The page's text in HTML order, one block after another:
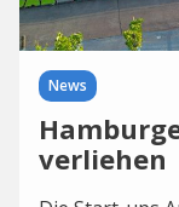
News
verliehen